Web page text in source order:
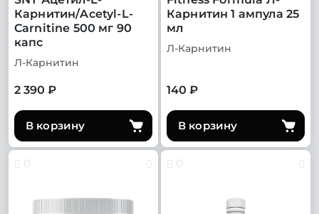
Карнитин/Acetyl-L-
Carnitine 500 мг 90
капс
Л-Карнитин
2 390 ₽
В корзину
Карнитин 1 ампула 25
мл
Л-Карнитин
140 ₽
В корзину
0 0